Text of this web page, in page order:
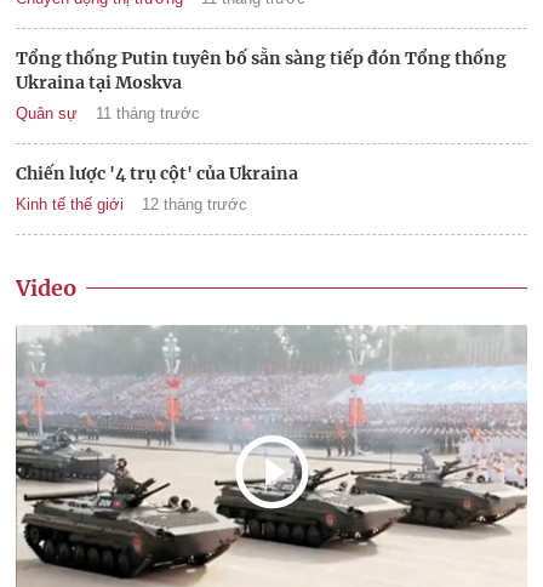
Tổng thống Putin tuyên bố sẵn sàng tiếp đón Tổng thống
Ukraina tại Moskva
Quân sự 11 tháng trước
Chiến lược '4 trụ cột' của Ukraina
Kinh tế thế giới 12 tháng trước
Video